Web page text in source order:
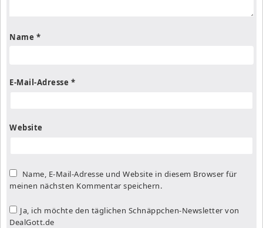
Name *
E-Mail-Adresse *
Website
Name, E-Mail-Adresse und Website in diesem Browser für
meinen nächsten Kommentar speichern.
Ja, ich möchte den täglichen Schnäppchen-Newsletter von
DealGott.de